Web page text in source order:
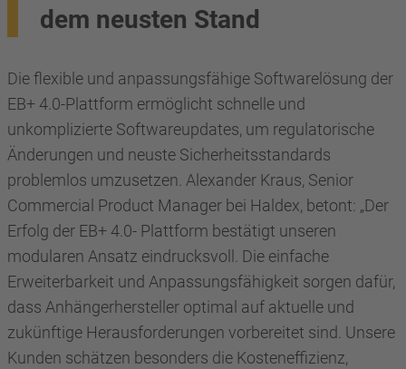
dem neusten Stand
Die flexible und anpassungsfähige Softwarelösung der
EB+ 4.0-Plattform ermöglicht schnelle und
unkomplizierte Softwareupdates, um regulatorische
Änderungen und neuste Sicherheitsstandards
problemlos umzusetzen. Alexander Kraus, Senior
Commercial Product Manager bei Haldex, betont: „Der
Erfolg der EB+ 4.0- Plattform bestätigt unseren
modularen Ansatz eindrucksvoll. Die einfache
Erweiterbarkeit und Anpassungsfähigkeit sorgen dafür,
dass Anhängerhersteller optimal auf aktuelle und
zukünftige Herausforderungen vorbereitet sind. Unsere
Kunden schätzen besonders die Kosteneffizienz,